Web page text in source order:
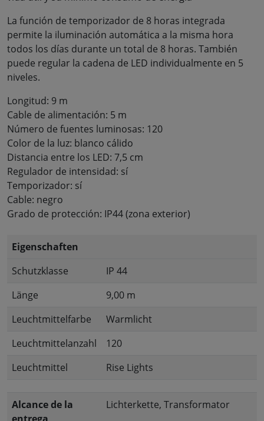
La función de temporizador de 8 horas integrada
permite la iluminación automática a la misma hora
todos los días durante un total de 8 horas. También
puede regular la cadena de LED individualmente en 5
niveles.
Longitud: 9 m
Cable de alimentación: 5 m
Número de fuentes luminosas: 120
Color de la luz: blanco cálido
Distancia entre los LED: 7,5 cm
Regulador de intensidad: sí
Temporizador: sí
Cable: negro
Grado de protección: IP44 (zona exterior)
Eigenschaften
Schutzklasse
IP 44
Länge
9,00 m
Leuchtmittelfarbe
Warmlicht
Leuchtmittelanzahl
120
Leuchtmittel
Rise Lights
Alcance de la
Lichterkette, Transformator